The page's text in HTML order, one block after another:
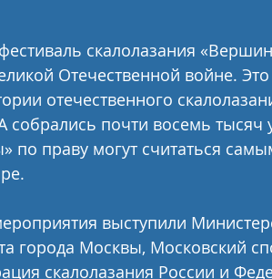
скалолазания
Отечественной войне.
отечественного
собрались почти восемь тысяч
по праву могут считаться
выступили
города Москвы, Московский
скалолазания России и